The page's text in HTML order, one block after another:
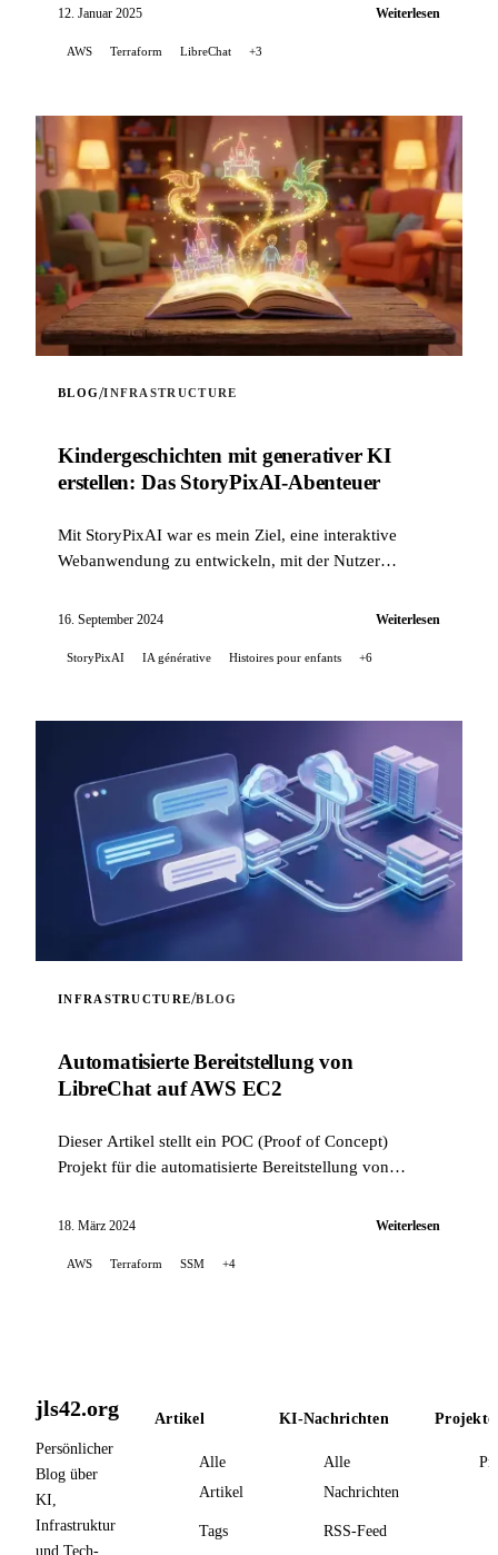
Zusammenhang mit den jüngsten Änderungen bei der
Version v0.7.6 unterstützt.
12. Januar 2025 Weiterlesen
AWS Terraform LibreChat +3
BLOG/INFRASTRUCTURE
Kinder­geschichten mit generativer KI
erstellen: Das StoryPixAI-Abenteuer
Mit StoryPixAI war es mein Ziel, eine interaktive
Webanwendung zu entwickeln, mit der Nutzer
durch ...
16. September 2024 Weiterlesen
StoryPixAI IA générative Histoires pour enfants +6
INFRASTRUCTURE/BLOG
Automatisierte Bereitstellung von
LibreChat auf AWS EC2
Dieser Artikel stellt ein POC (Proof of Concept)
Projekt für die automatisierte Bereitstellung von
Orchestrierung der Infrastr...
18. März 2024 Weiterlesen
AWS Terraform SSM +4
jls42.org
Persönlicher
Blog über
KI,
Infrastruktur
und Tech-
Artikel
Alle
Artikel
Tags
KI-Nachrichten
Alle
Nachrichten
RSS-Feed
Projekte